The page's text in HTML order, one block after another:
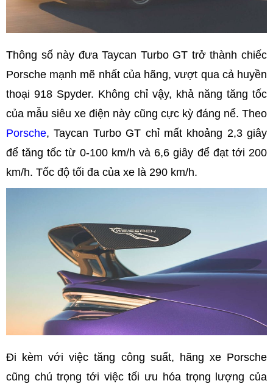
Thông số này đưa Taycan Turbo GT trở thành chiếc
Porsche mạnh mẽ nhất của hãng, vượt qua cả huyền
thoại 918 Spyder. Không chỉ vậy, khả năng tăng tốc
của mẫu siêu xe điện này cũng cực kỳ đáng nể. Theo
Porsche, Taycan Turbo GT chỉ mất khoảng 2,3 giây
để tăng tốc từ 0-100 km/h và 6,6 giây để đạt tới 200
km/h. Tốc độ tối đa của xe là 290 km/h.
Đi kèm với việc tăng công suất, hãng xe Porsche
cũng chú trọng tới việc tối ưu hóa trọng lượng của